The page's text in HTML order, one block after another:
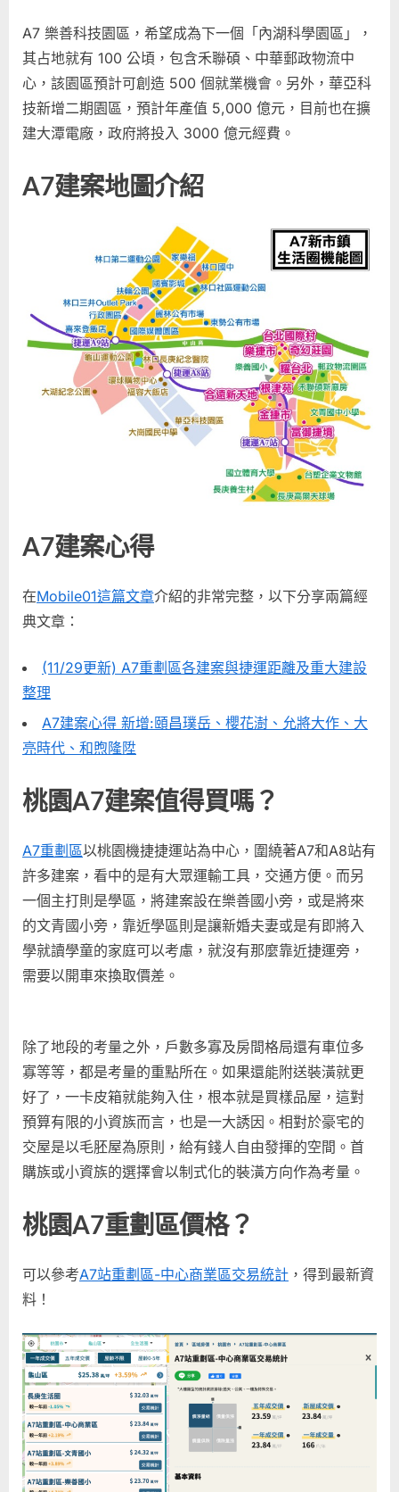
A7 樂善科技園區，希望成為下一個「內湖科學園區」，
其占地就有 100 公頃，包含禾聯碩、中華郵政物流中
心，該園區預計可創造 500 個就業機會。另外，華亞科
技新增二期園區，預計年產值 5,000 億元，目前也在擴
建大潭電廠，政府將投入 3000 億元經費。
A7建案地圖介紹
A7建案心得
在Mobile01這篇文章介紹的非常完整，以下分享兩篇經
典文章：
(11/29更新) A7重劃區各建案與捷運距離及重大建設
整理
A7建案心得 新增:頤昌璞岳、櫻花澍、允將大作、大
亮時代、和煦隆陞
桃園A7建案值得買嗎？
A7重劃區以桃園機捷捷運站為中心，圍繞著A7和A8站有
許多建案，看中的是有大眾運輸工具，交通方便。而另
一個主打則是學區，將建案設在樂善國小旁，或是將來
的文青國小旁，靠近學區則是讓新婚夫妻或是有即將入
學就讀學童的家庭可以考慮，就沒有那麼靠近捷運旁，
需要以開車來換取價差。
除了地段的考量之外，戶數多寡及房間格局還有車位多
寡等等，都是考量的重點所在。如果還能附送裝潢就更
好了，一卡皮箱就能夠入住，根本就是買樣品屋，這對
預算有限的小資族而言，也是一大誘因。相對於豪宅的
交屋是以毛胚屋為原則，給有錢人自由發揮的空間。首
購族或小資族的選擇會以制式化的裝潢方向作為考量。
桃園A7重劃區價格？
可以參考A7站重劃區-中心商業區交易統計 ，得到最新資
料！